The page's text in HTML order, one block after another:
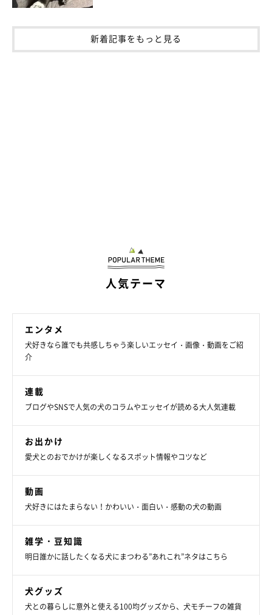
#柴犬ガク#gaku #shibainugaku #shiba #shibainu
朗 #茶トラ #まるどら #今日の寅次朗 #gingercat #にゃんす
たぐらむ #ねこすたぐらむ #仲良し兄弟 #岳と寅次朗 #peco
＠shibainu.gaku
飼い主さんのInstagramにはほかにも素敵な投稿がたくさ
ん！！ ファンになってしまった方はぜひ覗いてみてくださいね
っ♪
参照／Instagram（＠shibainu.gaku）
文／雨宮カイ
新着記事をもっと見る
人気テーマ
エンタメ
犬好きなら誰でも共感しちゃう楽しいエッセイ・画像・動画をご紹
介
連載
ブログやSNSで人気の犬のコラムやエッセイが読める大人気連載
お出かけ
愛犬とのおでかけが楽しくなるスポット情報やコツなど
動画
犬好きにはたまらない！かわいい・面白い・感動の犬の動画
雑学・豆知識
明日誰かに話したくなる犬にまつわる”あれこれ”ネタはこちら
犬グッズ
犬との暮らしに意外と使える100均グッズから、犬モチーフの雑貨